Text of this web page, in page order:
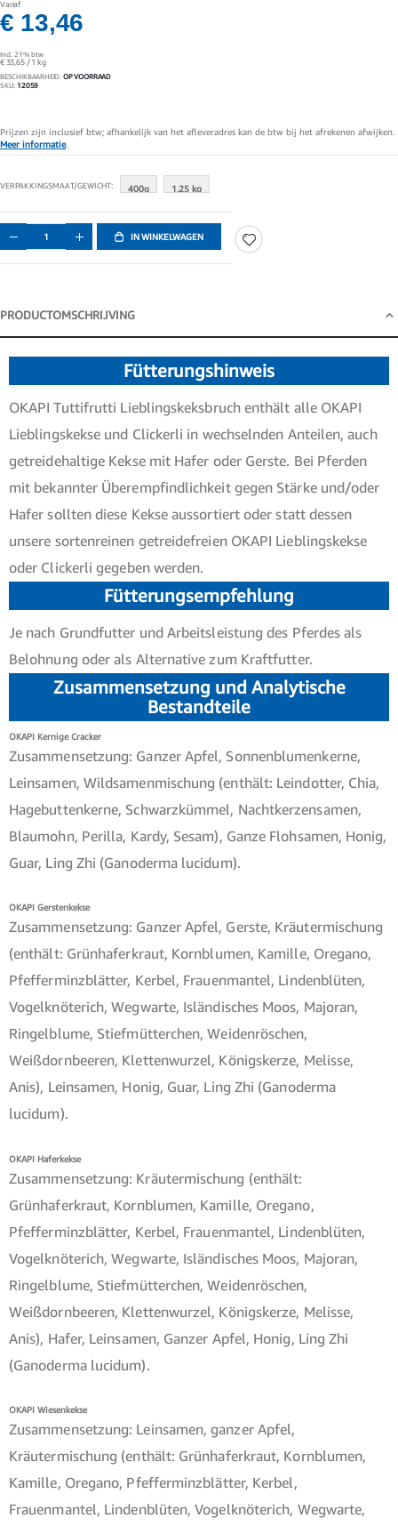
gallerij
Vanaf
€ 13,46
Incl. 21% btw
€ 33,65/ 1 kg
BESCHIKBAARHEID: OP VOORRAAD
SKU 12059
Prijzen zijn inclusief btw; afhankelijk van het afleveradres kan de btw bij het afrekenen afwijken.
Meer informatie.
VERPAKKINGSMAAT/GEWICHT 400g 1.25 kg
IN WINKELWAGEN
PRODUCTOMSCHRIJVING
ProductomschrijvingFütterungshinweis
OKAPI Tuttifrutti Lieblingskeksbruch enthält alle OKAPI
Lieblingskekse und Clickerli in wechselnden Anteilen, auch
getreidehaltige Kekse mit Hafer oder Gerste. Bei Pferden
mit bekannter Überempfindlichkeit gegen Stärke und/oder
Hafer sollten diese Kekse aussortiert oder statt dessen
unsere sortenreinen getreidefreien OKAPI Lieblingskekse
oder Clickerli gegeben werden.
Fütterungsempfehlung
Je nach Grundfutter und Arbeitsleistung des Pferdes als
Belohnung oder als Alternative zum Kraftfutter.
Zusammensetzung und Analytische
Bestandteile
OKAPI Kernige Cracker
Zusammensetzung: Ganzer Apfel, Sonnenblumenkerne,
Leinsamen, Wildsamenmischung (enthält: Leindotter, Chia,
Hagebuttenkerne, Schwarzkümmel, Nachtkerzensamen,
Blaumohn, Perilla, Kardy, Sesam), Ganze Flohsamen, Honig,
Guar, Ling Zhi (Ganoderma lucidum).
OKAPI Gerstenkekse
Zusammensetzung: Ganzer Apfel, Gerste, Kräutermischung
(enthält: Grünhaferkraut, Kornblumen, Kamille, Oregano,
Pfefferminzblätter, Kerbel, Frauenmantel, Lindenblüten,
Vogelknöterich, Wegwarte, Isländisches Moos, Majoran,
Ringelblume, Stiefmütterchen, Weidenröschen,
Weißdornbeeren, Klettenwurzel, Königskerze, Melisse,
Anis), Leinsamen, Honig, Guar, Ling Zhi (Ganoderma
lucidum).
OKAPI Haferkekse
Zusammensetzung: Kräutermischung (enthält:
Grünhaferkraut, Kornblumen, Kamille, Oregano,
Pfefferminzblätter, Kerbel, Frauenmantel, Lindenblüten,
Vogelknöterich, Wegwarte, Isländisches Moos, Majoran,
Ringelblume, Stiefmütterchen, Weidenröschen,
Weißdornbeeren, Klettenwurzel, Königskerze, Melisse,
Anis), Hafer, Leinsamen, Ganzer Apfel, Honig, Ling Zhi
(Ganoderma lucidum).
OKAPI Wiesenkekse
Zusammensetzung: Leinsamen, ganzer Apfel,
Kräutermischung (enthält: Grünhaferkraut, Kornblumen,
Kamille, Oregano, Pfefferminzblätter, Kerbel,
Frauenmantel, Lindenblüten, Vogelknöterich, Wegwarte,